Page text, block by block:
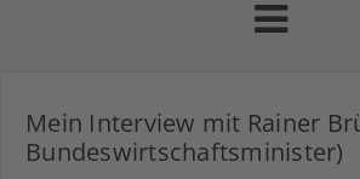
Mein Interview mit Rainer
Bundeswirtschaftsminister)